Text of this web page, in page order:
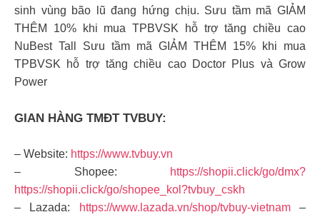
sinh vùng bão lũ đang hứng chịu. Sưu tầm mã GIẢM
THÊM 10% khi mua TPBVSK hỗ trợ tăng chiều cao
NuBest Tall Sưu tầm mã GIẢM THÊM 15% khi mua
TPBVSK hỗ trợ tăng chiều cao Doctor Plus và Grow
Power
GIAN HÀNG TMĐT TVBUY:
– Website: https://www.tvbuy.vn
– Shopee:
https://shopii.click/go/dmx?
https://shopii.click/go/shopee_kol?tvbuy_cskh
– Lazada:
https://www.lazada.vn/shop/tvbuy-vietnam–